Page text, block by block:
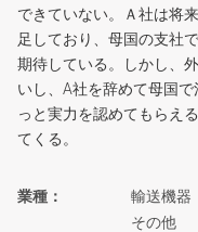
できていない。Ａ社は将
足しており、母国の支社
期待している。しかし、
いし、A社を辞めて母国
っと実力を認めてもらえ
てくる。
業種
輸送機器
その他